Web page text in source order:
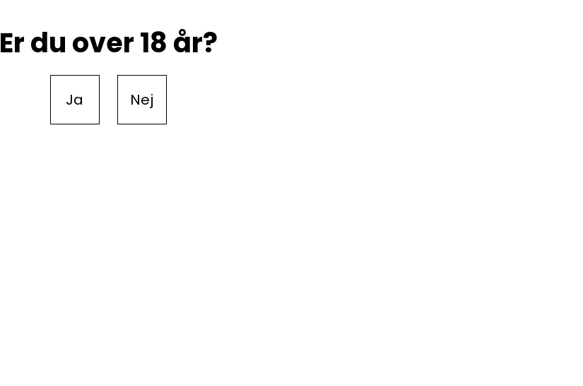
Er du over 18 år?
Ja Nej